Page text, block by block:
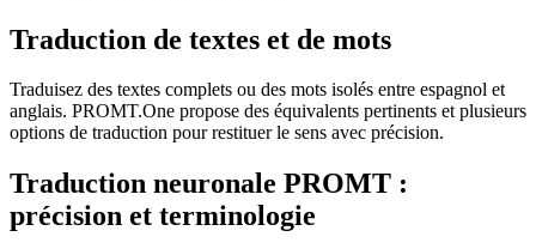
Traduction de textes et de mots
Traduisez des textes complets ou des mots isolés entre espagnol et
anglais. PROMT.One propose des équivalents pertinents et plusieurs
options de traduction pour restituer le sens avec précision.
Traduction neuronale PROMT :
précision et terminologie